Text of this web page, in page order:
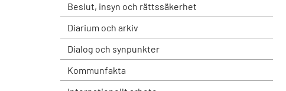
Beslut, insyn och rättssäkerhet
Diarium och arkiv
Dialog och synpunkter
Kommunfakta